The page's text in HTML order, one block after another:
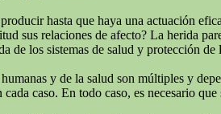
hasta que haya una actuación
sus relaciones de afecto? La herida
de los sistemas de salud y protección
humanas y de la salud son múltiples y
caso. En todo caso, es necesario